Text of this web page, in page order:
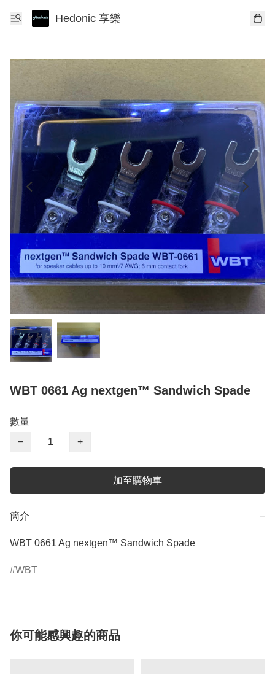
Hedonic 享樂
WBT 0661 Ag nextgen™ Sandwich Spade
數量
−
+
加至購物車
簡介 −
WBT 0661 Ag nextgen™ Sandwich Spade
WBT
你可能感興趣的商品